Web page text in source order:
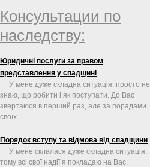
Консультации по
наследству:
Юридичні послуги за правом
представлення у спадщині
У мене дуже складна ситуація, просто не
знаю, що робити і як поступати. До Вас
звертаюся в перший раз, але за порадами
своїх ...
Порядок вступу та відмова від спадщини
У мене склалася дуже складна ситуація,
тому всі свої надії я покладаю на Вас,